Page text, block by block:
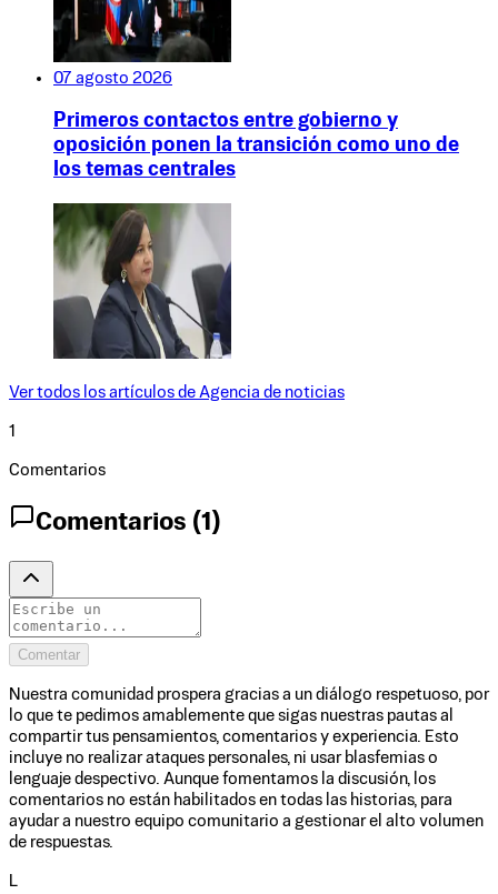
07 agosto 2026
Primeros contactos entre gobierno y
oposición ponen la transición como uno de
los temas centrales
Ver todos los artículos de Agencia de noticias
1
Comentarios
Comentarios (1 )
Comentar
Nuestra comunidad prospera gracias a un diálogo respetuoso, por
lo que te pedimos amablemente que sigas nuestras pautas al
compartir tus pensamientos, comentarios y experiencia. Esto
incluye no realizar ataques personales, ni usar blasfemias o
lenguaje despectivo. Aunque fomentamos la discusión, los
comentarios no están habilitados en todas las historias, para
ayudar a nuestro equipo comunitario a gestionar el alto volumen
de respuestas.
L